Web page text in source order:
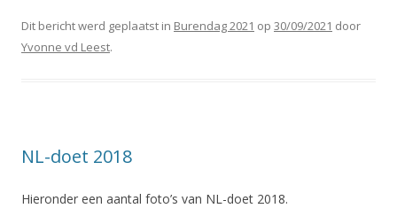
Dit bericht werd geplaatst in Burendag 2021 op 30/09/2021 door
Yvonne vd Leest.
NL-doet 2018
Hieronder een aantal foto’s van NL-doet 2018.